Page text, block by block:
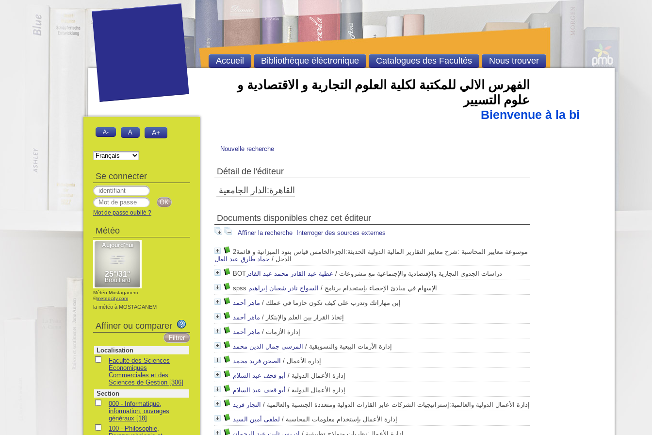
الفهرس الالي للمكتبة لكلية العلوم التجارية و الاقتصادية و
علوم التسيير
Bienvenue à la bibliothèque
Nouvelle recherche
Détail de l'éditeur
القاهرة:الدار الجامعية
Documents disponibles chez cet éditeur
Affiner la recherche Interroger des sources externes
2موسوعة معايير المحاسبة :شرح معايير التقارير المالية الدولية الحديثة:الجزءالخامس قياس بنود الميزانية و قائمة
الدخل / حماد طارق عبد العال
BOTدراسات الجدوى التجارية والإقتصادية والإجتماعية مع مشروعات / عطية عبد القادر محمد عبد القادر
spss الإسهام في مبادئ الإحصاء بإستخدام برنامج / السواح نادر شعبان إبراهيم
إبن مهاراتك وتدرب على كيف تكون حازما في عملك / ماهر أحمد
إتخاذ القرار بين العلم والإبتكار / ماهر أحمد
إدارة الأزمات / ماهر أحمد
إدارة الأزمات البيعية والتسويقية / المرسى جمال الدين محمد
إدارة الأعمال / الصحن فريد محمد
إدارة الأعمال الدولية / أبو قحف عبد السلام
إدارة الأعمال الدولية / أبو قحف عبد السلام
إدارة الأعمال الدولية والعالمية:إستراتيجيات الشركات عابر القارات الدولية ومتعددة الجنسية والعالمية / النجار فريد
إدارة الأعمال بإستخدام معلومات المحاسبة / لطفى أمين السيد
Accueil Bibliothèque éléctronique Catalogues des Facultés Nous trouver
A- A A+
Se connecter
Mot de passe oublié ?
Météo
Météo Mostaganem
©meteocity.com
la météo à MOSTAGANEM
Affiner ou comparer
Localisation
Faculté des Sciences
Économiques
Commerciales et des
Sciences de Gestion [306]
Section
000 - Informatique,
information, ouvrages
généraux [18]
100 - Philosophie,